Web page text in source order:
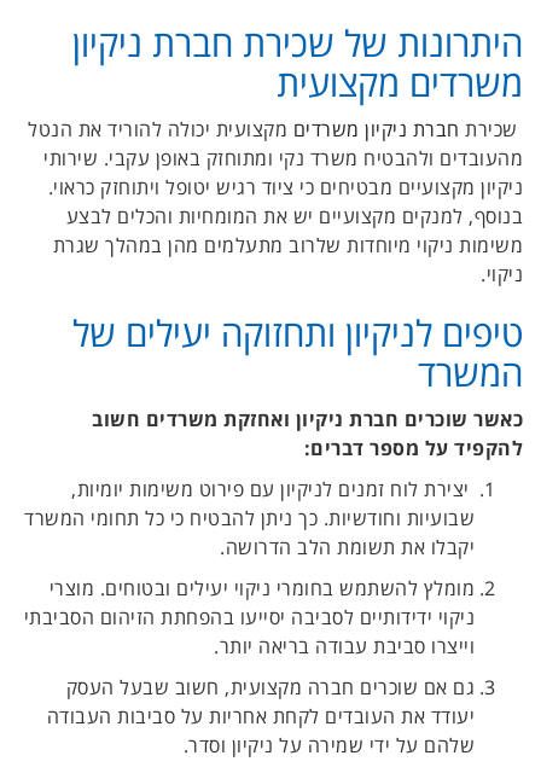
היתרונות של שכירת חברת ניקיון
משרדים מקצועית
שכירת חברת ניקיון משרדים מקצועית יכולה להוריד את הנטל
מהעובדים ולהבטיח משרד נקי ומתוחזק באופן עקבי. שירותי
ניקיון מקצועיים מבטיחים כי ציוד רגיש יטופל ויתוחזק כראוי.
בנוסף, למנקים מקצועיים יש את המומחיות והכלים לבצע
משימות ניקוי מיוחדות שלרוב מתעלמים מהן במהלך שגרת
ניקוי.
טיפים לניקיון ותחזוקה יעילים של
המשרד
כאשר שוכרים חברת ניקיון ואחזקת משרדים חשוב
להקפיד על מספר דברים:
יצירת לוח זמנים לניקיון עם פירוט משימות יומיות,
שבועיות וחודשיות. כך ניתן להבטיח כי כל תחומי המשרד
יקבלו את תשומת הלב הדרושה.
מומלץ להשתמש בחומרי ניקוי יעילים ובטוחים. מוצרי
ניקוי ידידותיים לסביבה יסייעו בהפחתת הזיהום הסביבתי
וייצרו סביבת עבודה בריאה יותר.
גם אם שוכרים חברה מקצועית, חשוב שבעל העסק
יעודד את העובדים לקחת אחריות על סביבות העבודה
שלהם על ידי שמירה על ניקיון וסדר.